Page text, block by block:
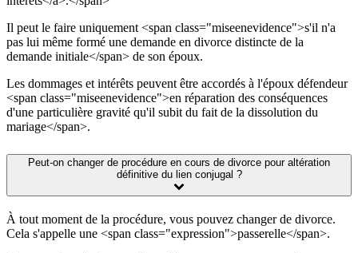
Il peut le faire uniquement <span class="miseenevidence">s'il n'a
pas lui même formé une demande en divorce distincte de la
demande initiale</span> de son époux.
Les dommages et intérêts peuvent être accordés à l'époux défendeur
<span class="miseenevidence">en réparation des conséquences
d'une particulière gravité qu'il subit du fait de la dissolution du
mariage</span>.
Peut-on changer de procédure en cours de divorce pour altération
définitive du lien conjugal ?
À tout moment de la procédure, vous pouvez changer de divorce.
Cela s'appelle une <span class="expression">passerelle</span>.